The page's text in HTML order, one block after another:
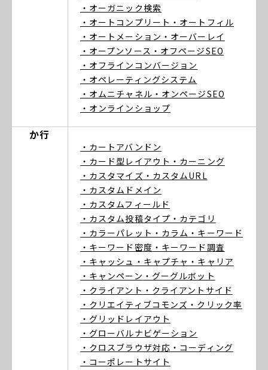
・オーガニック検索
・オートコンプリート ・オートフィル
・オートメーション ・オーバーレイ
・オープンソース ・オフページSEO
・オフラインコンバージョン
・オペレーティングシステム
・オムニチャネル ・オンページSEO
・オンラインショップ
か行
・カートアバンドン
・カード型レイアウト ・カーニング
・カスタマイズ ・カスタムURL
・カスタムドメイン
・カスタムフィールド
・カスタム投稿タイプ ・カテゴリ
・カラーパレット ・カラム ・キーワード
・キーワード密度 ・キーワード調査
・キャッシュ ・キャプチャ ・キャリア
・キャンペーン ・グーグルボット
・クライアント ・クライアントサイド
・クリエイティブコモンズ ・クリック率
・グリッドレイアウト
・グローバルナビゲーション
・クロスブラウザ対応 ・コーディング
・コーポレートサイト